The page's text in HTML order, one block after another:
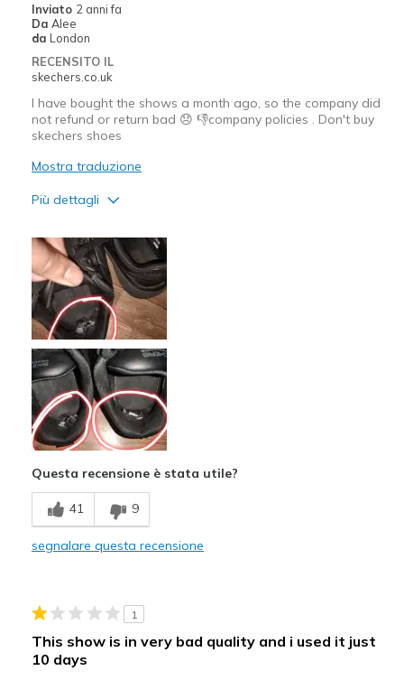
Inviato 2 anni fa
Da Alee
da London
RECENSITO IL
skechers.co.uk
I have bought the shows a month ago, so the company did
not refund or return bad 😞 👎company policies . Don't buy
skechers shoes
Mostra traduzione
Più dettagli
Poor Quality
Questa recensione è stata utile?
41 9
segnalare questa recensione
1
This show is in very bad quality and i used it just
10 days